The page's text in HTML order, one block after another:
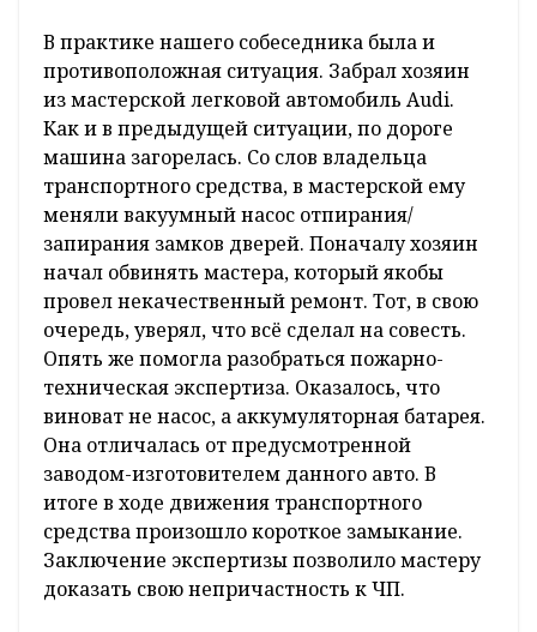
В практике нашего собеседника была и
противоположная ситуация. Забрал хозяин
из мастерской легковой автомобиль Audi.
Как и в предыдущей ситуации, по дороге
машина загорелась. Со слов владельца
транспортного средства, в мастерской ему
меняли вакуумный насос отпирания/
запирания замков дверей. Поначалу хозяин
начал обвинять мастера, который якобы
провел некачественный ремонт. Тот, в свою
очередь, уверял, что всё сделал на совесть.
Опять же помогла разобраться пожарно-
техническая экспертиза. Оказалось, что
виноват не насос, а аккумуляторная батарея.
Она отличалась от предусмотренной
заводом-изготовителем данного авто. В
итоге в ходе движения транспортного
средства произошло короткое замыкание.
Заключение экспертизы позволило мастеру
доказать свою непричастность к ЧП.